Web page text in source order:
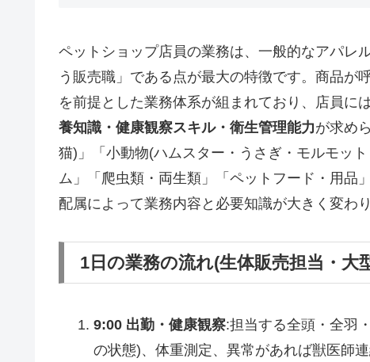
ペットショップ店員の業務は、一般的なアパレ
う販売職」である点が最大の特徴です。商品が
を前提とした業務体系が組まれており、店員に
養知識・健康観察スキル・衛生管理能力が求め
猫)」「小動物(ハムスター・うさぎ・モルモッ
ム」「爬虫類・両生類」「ペットフード・用品
配属によって業務内容と必要知識が大きく変わり
1日の業務の流れ(生体販売担当・大
9:00 出勤・健康観察:担当する全頭・全羽
の状態)、体重測定、異常があれば獣医師